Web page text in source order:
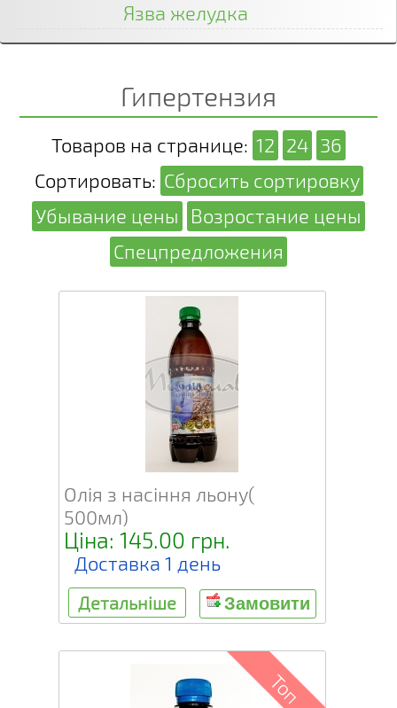
Язва желудка
Гипертензия
Товаров на странице: 12 24 36
Сортировать: Сбросить сортировку
Убывание цены
Возростание цены
Спецпредложения
Олія з насіння льону(
500мл)
Ціна: 145.00 грн.
Доставка 1 день
Детальніше Замовити
Топ